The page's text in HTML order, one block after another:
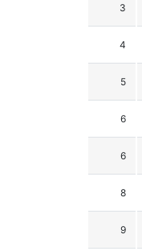
3
4
5
6
6
8
9